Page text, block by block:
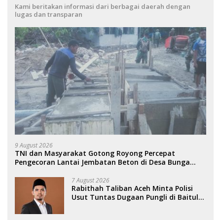
Kami beritakan informasi dari berbagai daerah dengan
lugas dan transparan
9 August 2026
TNI dan Masyarakat Gotong Royong Percepat
Pengecoran Lantai Jembatan Beton di Desa Bunga
7 August 2026
Rabithah Taliban Aceh Minta Polisi
Usut Tuntas Dugaan Pungli di Baitul